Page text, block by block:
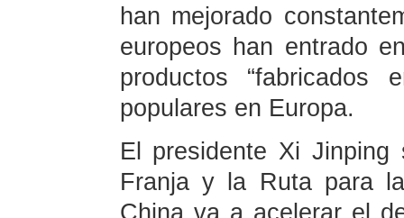
han mejorado
europeos han entrado
productos
populares en Europa.
El presidente Xi
Franja y la Ruta para
China va a acelerar el